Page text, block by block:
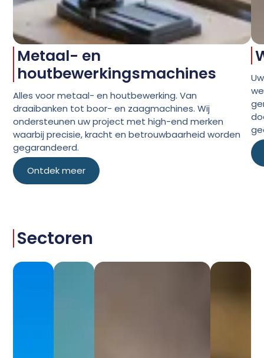
Metaal- en
houtbewerkingsmachines
Alles voor metaal- en houtbewerking. Van
draaibanken tot boor- en zaagmachines. Wij
ondersteunen uw project met high-end merken
waarbij precisie, kracht en betrouwbaarheid worden
gegarandeerd.
Ontdek meer
Sectoren